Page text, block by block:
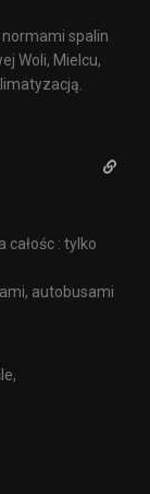
spalin
Woli, Mielcu,
: tylko
autobusami